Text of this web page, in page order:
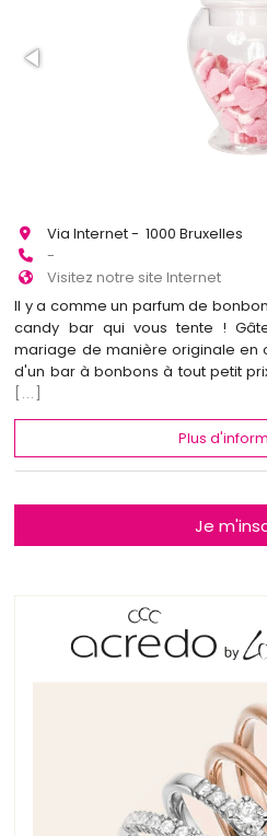
Via Internet - 1000 Bruxelles
-
Visitez notre site Internet
Il y a comme un parfum de
candy bar qui vous tente !
mariage de manière originale en
d'un bar à bonbons à tout petit
[...]
Plus
Je